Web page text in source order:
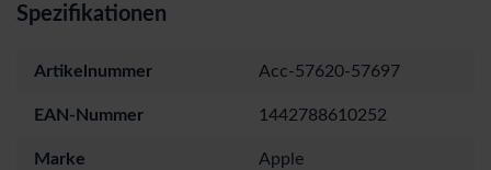
Spezifikationen
Artikelnummer Acc-57620-57697
EAN-Nummer 1442788610252
Marke Apple